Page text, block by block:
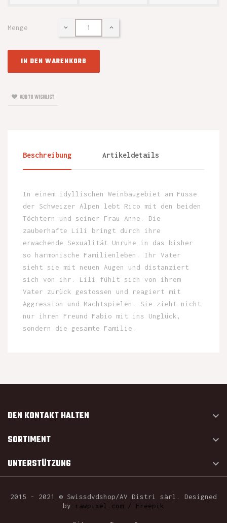
Menge
IN DEN WARENKORB
ADD TO WISHLIST
Beschreibung Artikeldetails
In einem idyllischen Weinbaugebiet am Fusse
der Schweizer Alpen lebt Rico mit den beiden
Töchtern und seiner Frau Anne. Die
zauberhafte Lili bringt durch ihre
erwachende Sexualität Unruhe in das bisher
so harmonische Familienleben. Ihr Vater
sieht sie mit neuen Augen und distanziert
sich von ihr. Lili fühlt sich von ihrem
Vater zurück gestossen und reagiert mit
Aggression und Machtspielen. Sie zieht nicht
nur ihren Freund Fabio mit ins Unglück,
sondern die gesamte Familie.
DEN KONTAKT HALTEN 
SORTIMENT 
UNTERSTÜTZUNG 
2015 - 2021 © Swissdvdshop/AV Distri sàrl. Designed
by
rawpixel.com / Freepik